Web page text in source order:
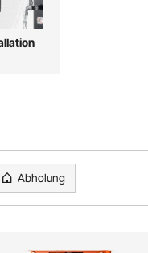
Abholung